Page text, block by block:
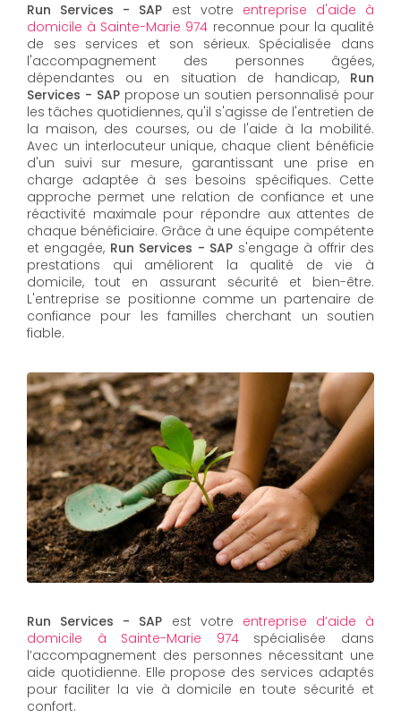
Run Services - SAP est votre entreprise d'aide à
domicile à Sainte-Marie 974 reconnue pour la qualité
de ses services et son sérieux. Spécialisée dans
l'accompagnement des personnes âgées,
dépendantes ou en situation de handicap, Run
Services - SAP propose un soutien personnalisé pour
les tâches quotidiennes, qu'il s'agisse de l'entretien de
la maison, des courses, ou de l'aide à la mobilité.
Avec un interlocuteur unique, chaque client bénéficie
d'un suivi sur mesure, garantissant une prise en
charge adaptée à ses besoins spécifiques. Cette
approche permet une relation de confiance et une
réactivité maximale pour répondre aux attentes de
chaque bénéficiaire. Grâce à une équipe compétente
et engagée, Run Services - SAP s'engage à offrir des
prestations qui améliorent la qualité de vie à
domicile, tout en assurant sécurité et bien-être.
L'entreprise se positionne comme un partenaire de
confiance pour les familles cherchant un soutien
fiable.
Run Services - SAP est votre entreprise d’aide à
domicile à Sainte-Marie 974spécialisée dans
l’accompagnement des personnes nécessitant une
aide quotidienne. Elle propose des services adaptés
pour faciliter la vie à domicile en toute sécurité et
confort.